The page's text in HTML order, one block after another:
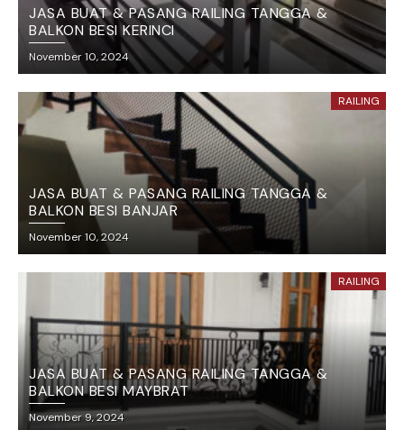
JASA BUAT & PASANG RAILING TANGGA &
BALKON BESI KERINCI
November 10, 2024
RAILING
JASA BUAT & PASANG RAILING TANGGA &
BALKON BESI BANJAR
November 10, 2024
RAILING
JASA BUAT & PASANG RAILING TANGGA &
BALKON BESI MAYBRAT
November 9, 2024